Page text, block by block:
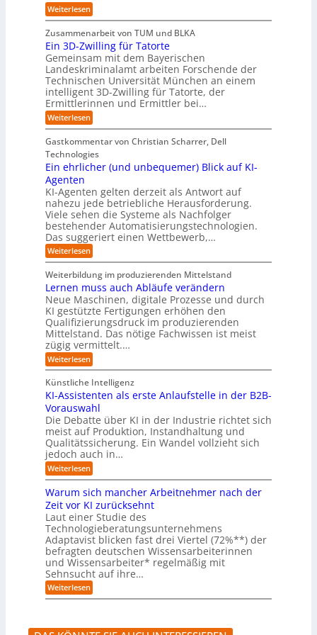
n
F
o
r
m
w
a
y
s
b
e
i
i
c
-
e
u
r
o
p
ä
c
h
n
R
o
u
t
e
H
e
r
s
t
e
l
r
n
e
r
u
n
g
:
W
i
e
s
a
u
b
e
r
e
D
a
e
n
K
I
P
r
o
j
e
k
t
e
i
d
e
r
I
n
d
u
s
t
r
i
e
e
r
m
ö
g
l
i
c
h
e
n
e
p
o
t
:
S
i
n
k
e
n
d
e
C
y
e
r
r
i
s
i
k
o
w
a
c
h
s
e
n
d
e
R
a
n
s
o
m
w
a
r
e
-
G
f
a
h
r
Weiterlesen:
E
n
z
w
e
i
t
e
s
L
e
e
n
f
I
n
d
u
s
t
r
i
e
r
o
b
o
t
e
r
Zusammenarbeit von TUM und BLKA
Ein 3D-Zwilling für Tatorte
Gemeinsam mit dem Bayerischen
Landeskriminalamt arbeiten Forschende der
Technischen Universität München an einem
intelligent 3D-Zwilling für Tatorte, der
Ermittlerinnen und Ermittler bei…
Weiterlesen:
E
n
3
D
w
i
l
l
i
n
g
f
ü
r
a
t
o
r
t
e
Gastkommentar von Christian Scharrer, Dell
Technologies
Ein ehrlicher (und unbequemer) Blick auf KI-
Agenten
KI-Agenten gelten derzeit als Antwort auf
nahezu jede betriebliche Herausforderung.
Viele sehen die Systeme als Nachfolger
bestehender Automatisierungstechnologien.
Das suggeriert einen Wettbewerb,…
Weiterlesen:
E
n
e
h
r
l
i
c
h
e
r
u
n
d
u
n
b
e
q
u
e
m
e
r
)
B
l
i
c
k
a
u
f
-
Weiterbildung im produzierenden Mittelstand
Lernen muss auch Abläufe verändern
Neue Maschinen, digitale Prozesse und durch
KI gestützte Fertigungen erhöhen den
Qualifizierungsdruck im produzierenden
Mittelstand. Das nötige Fachwissen ist meist
zügig vermittelt.…
Weiterlesen:
L
e
r
n
e
n
m
u
s
s
a
u
h
A
b
l
ä
u
f
e
v
e
r
d
Künstliche Intelligenz
KI-Assistenten als erste Anlaufstelle in der B2B-
Vorauswahl
Die Debatte über KI in der Industrie richtet sich
meist auf Produktion, Instandhaltung und
Qualitätssicherung. Ein Wandel vollzieht sich
jedoch auch in…
Weiterlesen:
K
-
A
s
s
i
s
t
e
n
t
e
l
Warum sich mancher Arbeitnehmer nach der
Zeit vor KI zurücksehnt
Laut einer Studie des
Technologieberatungsunternehmens
Adaptavist blicken fast drei Viertel (72%**) der
befragten deutschen Wissensarbeiterinnen
und Wissensarbeiter* regelmäßig mit
Sehnsucht auf ihre…
Weiterlesen:
W
u